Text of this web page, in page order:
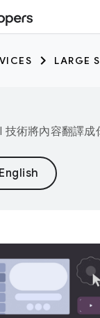
LARGE
術將內容翻譯成